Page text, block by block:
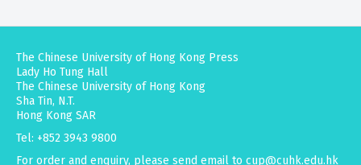
The Chinese University of Hong Kong Press
Lady Ho Tung Hall
The Chinese University of Hong Kong
Sha Tin, N.T.
Hong Kong SAR
Tel: +852 3943 9800
For order and enquiry, please send email to cup@cuhk.edu.hk